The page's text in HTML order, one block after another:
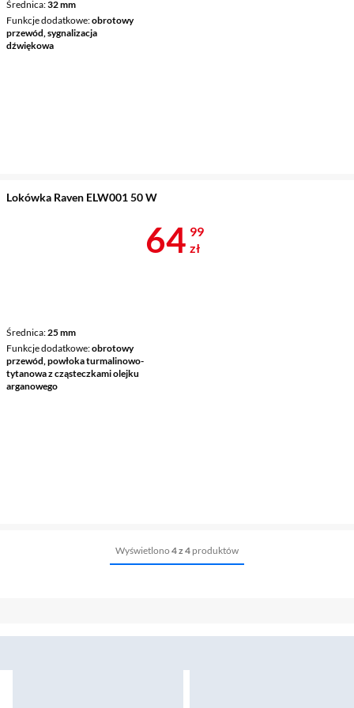
Średnica 32 mm
Funkcje dodatkowe obrotowy
przewód, sygnalizacja
dźwiękowa
Lokówka Raven ELW001 50 W
Średnica 25 mm
Funkcje dodatkowe obrotowy
przewód, powłoka turmalinowo-
tytanowa z cząsteczkami olejku
arganowego
Cena 64,99
64 99
zł
Wyświetlono 4 z 4 produktów